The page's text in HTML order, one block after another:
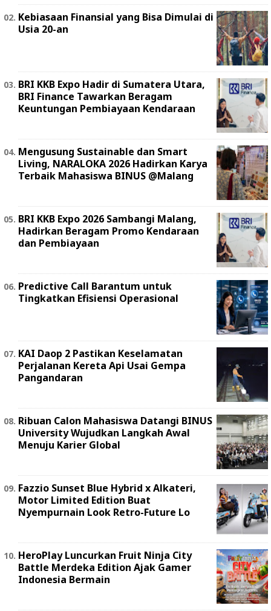
Kebiasaan Finansial yang Bisa Dimulai di
Usia 20-an
BRI KKB Expo Hadir di Sumatera Utara,
BRI Finance Tawarkan Beragam
Keuntungan Pembiayaan Kendaraan
Mengusung Sustainable dan Smart
Living, NARALOKA 2026 Hadirkan Karya
Terbaik Mahasiswa BINUS @Malang
BRI KKB Expo 2026 Sambangi Malang,
Hadirkan Beragam Promo Kendaraan
dan Pembiayaan
Predictive Call Barantum untuk
Tingkatkan Efisiensi Operasional
KAI Daop 2 Pastikan Keselamatan
Perjalanan Kereta Api Usai Gempa
Pangandaran
Ribuan Calon Mahasiswa Datangi BINUS
University Wujudkan Langkah Awal
Menuju Karier Global
Fazzio Sunset Blue Hybrid x Alkateri,
Motor Limited Edition Buat
Nyempurnain Look Retro-Future Lo
HeroPlay Luncurkan Fruit Ninja City
Battle Merdeka Edition Ajak Gamer
Indonesia Bermain